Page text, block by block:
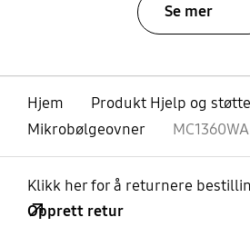
Se mer
Hjem Produkt Hjelp og støtte
Mikrobølgeovner
MC1360WA
Klikk her for å returnere
Opprett retur